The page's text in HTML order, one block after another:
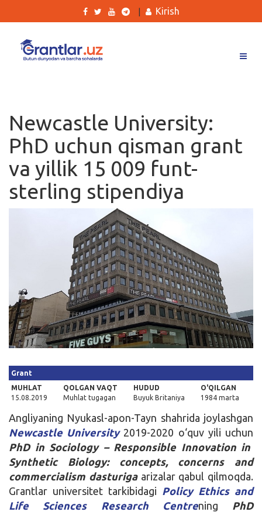
Ishlar
Kurslar
Blog
Yana
Kirish
Newcastle University:
PhD uchun qisman grant
va yillik 15 009 funt-
sterling stipendiya
Grant
MUHLAT
15.08.2019
QOLGAN VAQT
Muhlat tugagan
HUDUD
Buyuk Britaniya
O'QILGAN
1984 marta
Angliyaning Nyukasl-apon-Tayn shahrida joylashgan
Newcastle University2019-2020 o‘quv yili uchun
PhD in Sociology – Responsible Innovation in
Synthetic Biology: concepts, concerns and
commercialism dasturigaarizalar qabul qilmoqda.
Grantlar universitet tarkibidagi Policy Ethics and
Life Sciences Research Centrening PhD